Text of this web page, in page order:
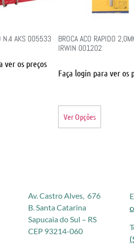
N.4 AKS 005533
ver os preços
BROCA ACO RAPIDO
IRWIN 001202
Faça login para ver os
Ver Opções
Av. Castro Alves, 676
B. Santa Catarina
Sapucaia do Sul – RS
CEP 93214-060